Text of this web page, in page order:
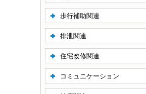
歩行補助関連
排泄関連
住宅改修関連
コミュニケーション